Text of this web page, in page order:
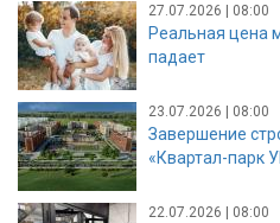
27.07.2026 | 08:00
Реальная цена
падает
23.07.2026 | 08:00
Завершение
«Квартал-парк
22.07.2026 | 08:00